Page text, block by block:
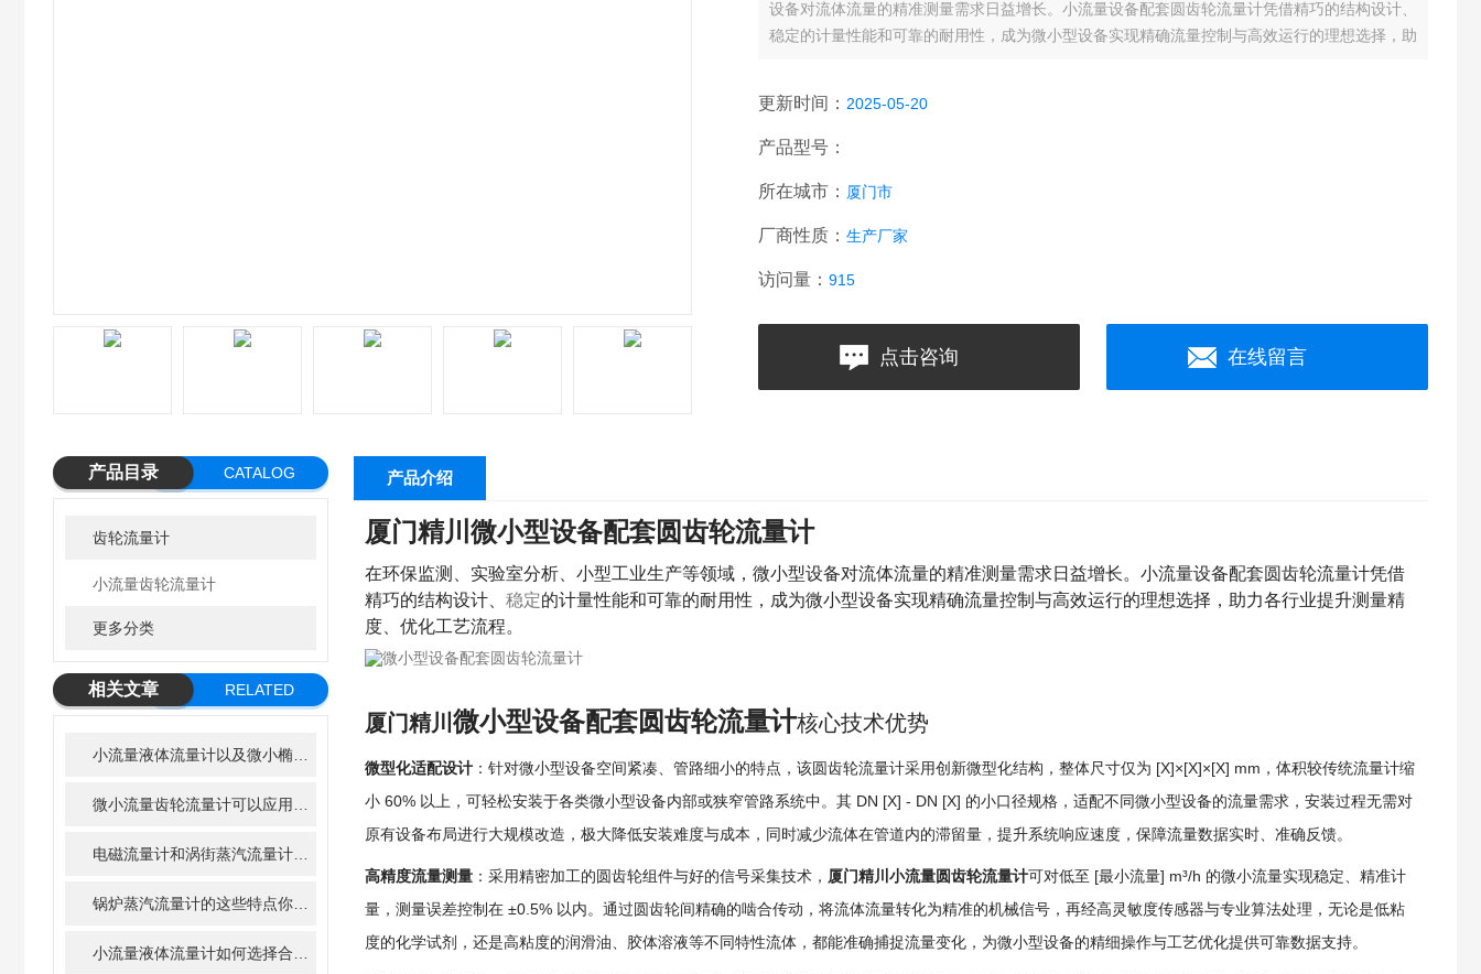
设备对流体流量的精准测量需求日益增长。小流量设备配套圆齿轮流量计凭借精巧的结构设计、
稳定的计量性能和可靠的耐用性，成为微小型设备实现精确流量控制与高效运行的理想选择，助
更新时间： 2025-05-20
产品型号：
所在城市： 厦门市
厂商性质： 生产厂家
访问量： 915
点击咨询 在线留言
产品目录 CATALOG
齿轮流量计
小流量齿轮流量计
更多分类
相关文章
RELATED
产品介绍
厦门精川 微小型设备配套圆齿轮流量计
在环保监测、实验室分析、小型工业生产等领域，微小型设备对流体流量的精准测量需求日益增长。小流量设备配套圆齿轮流量计凭借
精巧的结构设计、 稳定的计量性能和可靠的耐用性，成为微小型设备实现精确流量控制与高效运行的理想选择，助力各行业提升测量精
度、优化工艺流程。
厦门精川 微小型设备配套圆齿轮流量计核心技术优势
微型化适配设计 ：针对微小型设备空间紧凑、管路细小的特点，该圆齿轮流量计采用创新微型化结构，整体尺寸仅为 [X]×[X]×[X] mm，体积较传统流量计缩
小 60% 以上，可轻松安装于各类微小型设备内部或狭窄管路系统中。其 DN [X] - DN [X] 的小口径规格，适配不同微小型设备的流量需求，安装过程无需对
原有设备布局进行大规模改造，极大降低安装难度与成本，同时减少流体在管道内的滞留量，提升系统响应速度，保障流量数据实时、准确反馈。
高精度流量测量 ：采用精密加工的圆齿轮组件与好的信号采集技术， 厦门精川小流量圆齿轮流量计可对低至 [最小流量] m³/h 的微小流量实现稳定、精准计
量，测量误差控制在 ±0.5% 以内。通过圆齿轮间精确的啮合传动，将流体流量转化为精准的机械信号，再经高灵敏度传感器与专业算法处理，无论是低粘
度的化学试剂，还是高粘度的润滑油、胶体溶液等不同特性流体，都能准确捕捉流量变化，为微小型设备的精细操作与工艺优化提供可靠数据支持。